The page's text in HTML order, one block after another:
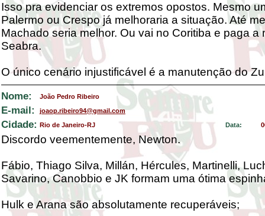
Isso pra evidenciar os extremos opostos. Mesmo
Palermo ou Crespo já melhoraria a situação. Até
Machado seria melhor. Ou vai no Coritiba e paga a
Seabra.
O único cenário injustificável é a manutenção do
Nome: João Pedro Ribeiro
E-mail: joaop.ribeiro94@gmail.com
Cidade: Rio de Janeiro-RJ Data:
Discordo veementemente, Newton.
Fábio, Thiago Silva, Millán, Hércules, Martinelli,
Savarino, Canobbio e JK formam uma ótima
Hulk e Arana são absolutamente recuperáveis;